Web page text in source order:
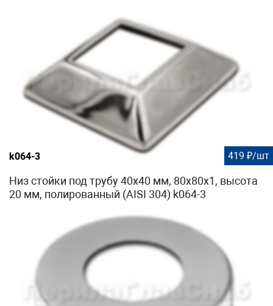
k064-3 419 ₽/шт
Низ стойки под трубу 40х40 мм, 80х80х1, высота
20 мм, полированный (AISI 304) k064-3